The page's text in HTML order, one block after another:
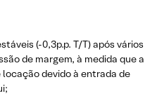
(-0,3p.p. T/T) após vários
de margem, à medida que a
devido à entrada de